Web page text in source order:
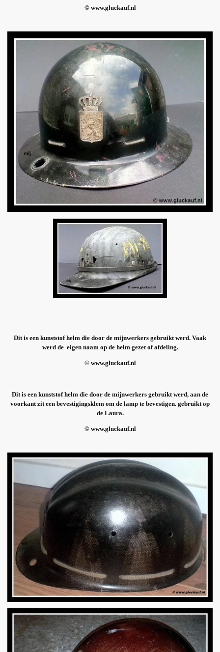
© www.gluckauf.nl
Dit is een kunststof helm die door de mijnwerkers gebruikt werd. Vaak
werd de eigen naam op de helm gezet of afdeling.
© www.gluckauf.nl
Dit is een kunststof helm die door de mijnwerkers gebruikt werd, aan de
voorkant zit een bevestigingsklem om de lamp te bevestigen. gebruikt op
de Laura.
© www.gluckauf.nl